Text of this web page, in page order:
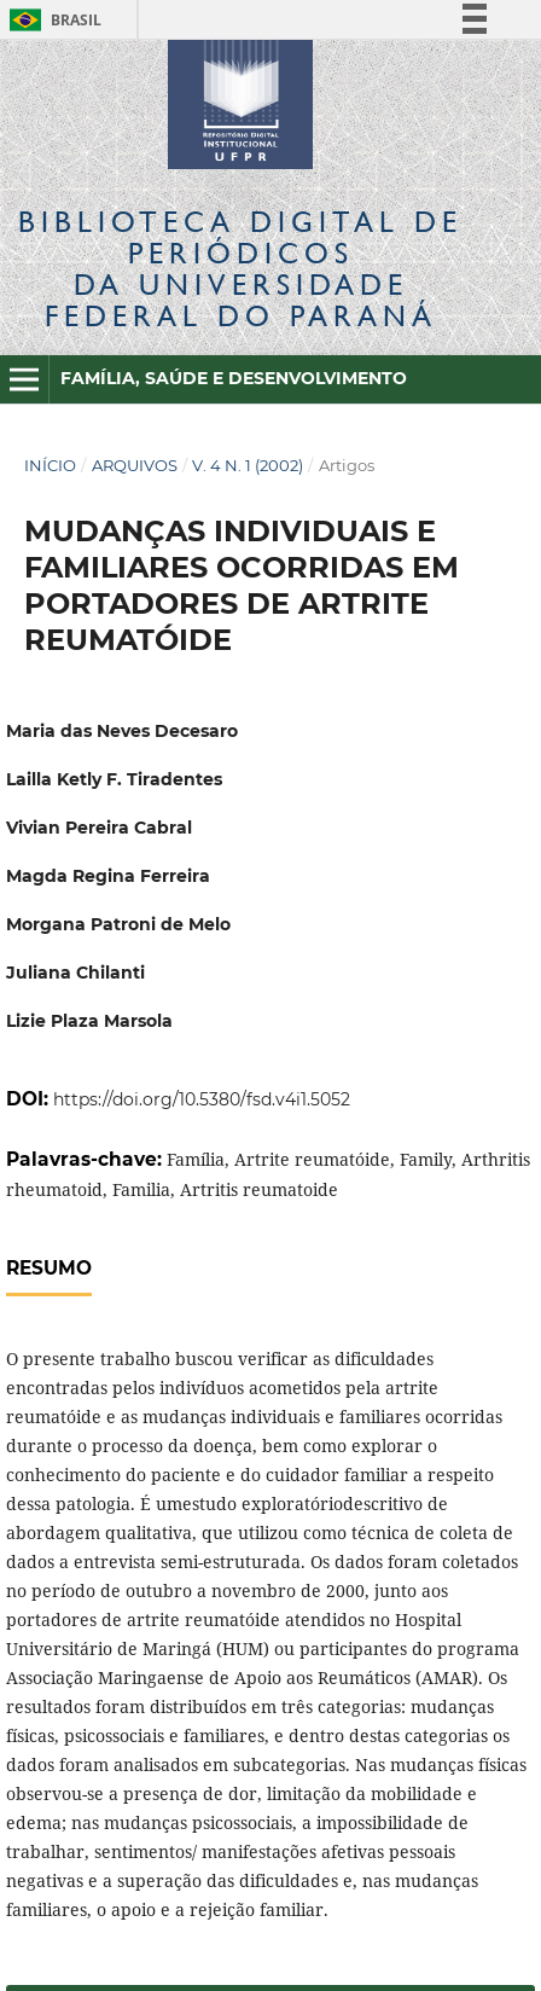
BRASIL
Simplifique!
Comunica BR
Participe
Acesso à informação
Legislação
Canais
BIBLIOTECA DIGITALDE
PERIÓDICOS
DA UNIVERSIDADE
FEDERAL DO PARANÁ
FAMÍLIA, SAÚDE E DESENVOLVIMENTO
INÍCIO / ARQUIVOS / V. 4 N. 1 (2002) / Artigos
MUDANÇAS INDIVIDUAIS E
FAMILIARES OCORRIDAS EM
PORTADORES DE ARTRITE
REUMATÓIDE
Maria das Neves Decesaro
Lailla Ketly F. Tiradentes
Vivian Pereira Cabral
Magda Regina Ferreira
Morgana Patroni de Melo
Juliana Chilanti
Lizie Plaza Marsola
DOI: https://doi.org/10.5380/fsd.v4i1.5052
Palavras-chave: Família, Artrite reumatóide, Family, Arthritis
rheumatoid, Familia, Artritis reumatoide
RESUMO
O presente trabalho buscou verificar as dificuldades
encontradas pelos indivíduos acometidos pela artrite
reumatóide e as mudanças individuais e familiares ocorridas
durante o processo da doença, bem como explorar o
conhecimento do paciente e do cuidador familiar a respeito
dessa patologia. É umestudo exploratóriodescritivo de
abordagem qualitativa, que utilizou como técnica de coleta de
dados a entrevista semi-estruturada. Os dados foram coletados
no período de outubro a novembro de 2000, junto aos
portadores de artrite reumatóide atendidos no Hospital
Universitário de Maringá (HUM) ou participantes do programa
Associação Maringaense de Apoio aos Reumáticos (AMAR). Os
resultados foram distribuídos em três categorias: mudanças
físicas, psicossociais e familiares, e dentro destas categorias os
dados foram analisados em subcategorias. Nas mudanças físicas
observou-se a presença de dor, limitação da mobilidade e
edema; nas mudanças psicossociais, a impossibilidade de
trabalhar, sentimentos/ manifestações afetivas pessoais
negativas e a superação das dificuldades e, nas mudanças
familiares, o apoio e a rejeição familiar.